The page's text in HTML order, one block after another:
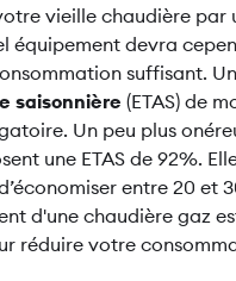
vieille chaudière par
équipement devra
suffisant.
saisonnière (ETAS) de
Un peu plus
une ETAS de 92%.
entre 20 et
d'une chaudière gaz
réduire votre